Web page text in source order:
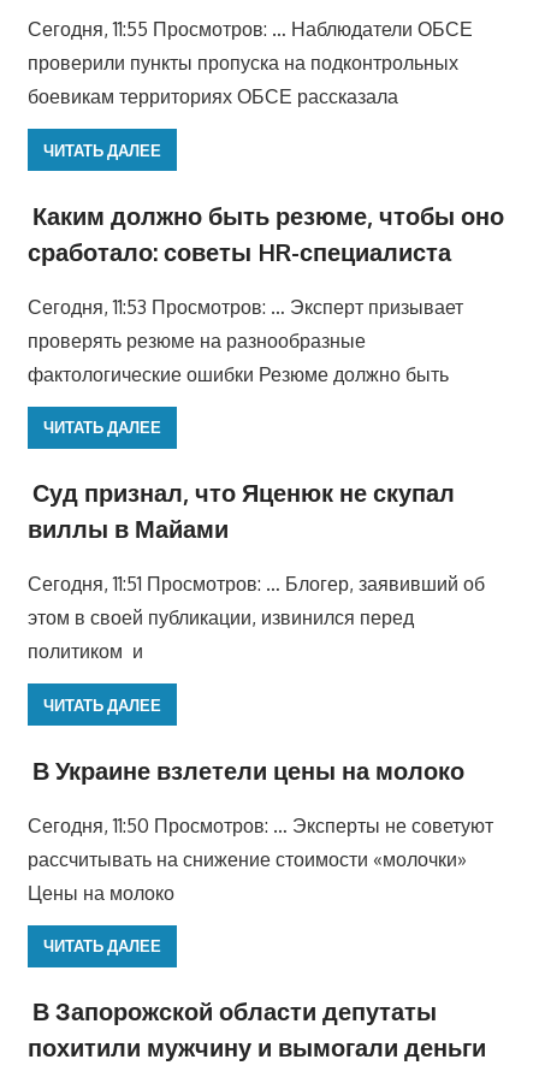
Сегодня, 11:55 Просмотров: … Наблюдатели ОБСЕ
проверили пункты пропуска на подконтрольных
боевикам территориях ОБСЕ рассказала
ЧИТАТЬ ДАЛЕЕ
Каким должно быть резюме, чтобы оно
сработало: советы HR-специалиста
Сегодня, 11:53 Просмотров: … Эксперт призывает
проверять резюме на разнообразные
фактологические ошибки Резюме должно быть
ЧИТАТЬ ДАЛЕЕ
Суд признал, что Яценюк не скупал
виллы в Майами
Сегодня, 11:51 Просмотров: … Блогер, заявивший об
этом в своей публикации, извинился перед
политиком и
ЧИТАТЬ ДАЛЕЕ
В Украине взлетели цены на молоко
Сегодня, 11:50 Просмотров: … Эксперты не советуют
рассчитывать на снижение стоимости «молочки»
Цены на молоко
ЧИТАТЬ ДАЛЕЕ
В Запорожской области депутаты
похитили мужчину и вымогали деньги